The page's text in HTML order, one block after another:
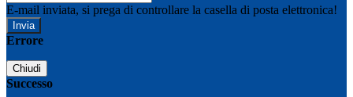
E-mail inviata, si prega di controllare la casella di posta elettronica!
Errore
Chiudi
Successo